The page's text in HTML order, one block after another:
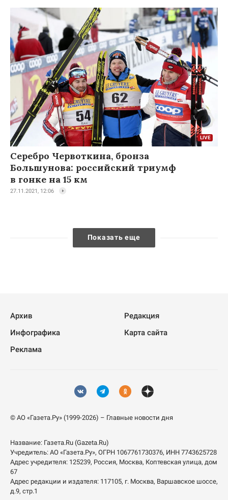
Серебро Червоткина, бронза
Большунова: российский триумф
в гонке на 15 км
27.11.2021, 12:06
Показать еще
Архив
Редакция
Инфографика
Карта сайта
Реклама
© АО «Газета.Ру» (1999-2026) – Главные новости дня
Название: Газета.Ru (Gazeta.Ru)
Учредитель: АО «Газета.Ру», ОГРН 1067761730376, ИНН 7743625728
Адрес учредителя: 125239, Россия, Москва, Коптевская улица, дом
67
Адрес редакции и издателя: 117105, г. Москва, Варшавское шоссе,
д.9, стр.1